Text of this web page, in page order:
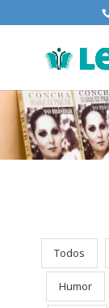
Todos
Humor